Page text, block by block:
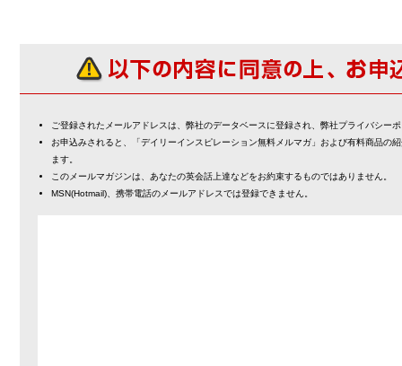
ご登録されたメールアドレスは、弊社のデータベースに登録され、弊社プライバシー
お申込みされると、「デイリーインスピレーション無料メルマガ」および有料商品の
ます。
このメールマガジンは、あなたの英会話上達などをお約束するものではありません。
MSN(Hotmail)、携帯電話のメールアドレスでは登録できません。